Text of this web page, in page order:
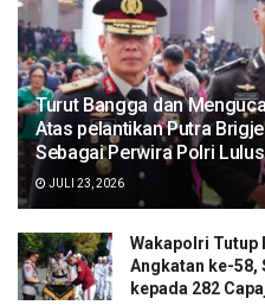
Turut Bangga dan
Atas pelantikan Putra
Sebagai Perwira Polri
JULI 23, 2026
Wakapolri Tutup
Angkatan ke-58,
kepada 282